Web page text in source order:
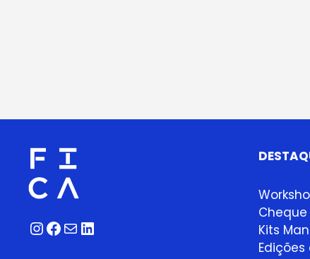
Instagram
Facebook
Correio
LinkedIn
Kits